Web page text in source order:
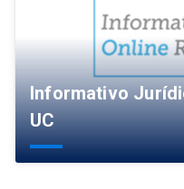
Informativo
UC